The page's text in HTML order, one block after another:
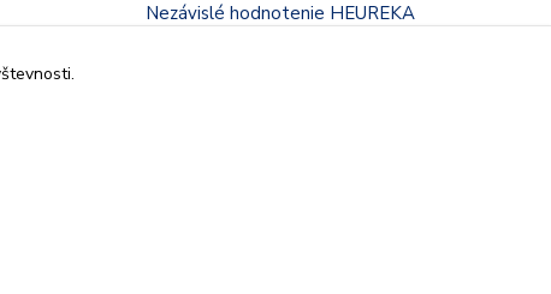
Nezávislé hodnotenie HEUREKA